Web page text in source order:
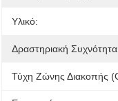
Υλικό:
Δραστηριακή
Τύχη Ζώνης Διακοπής